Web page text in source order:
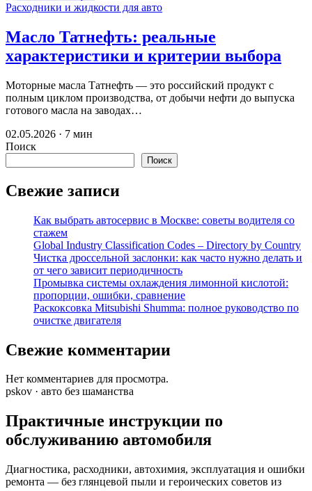
Расходники и жидкости для авто
Масло Татнефть: реальные
характеристики и критерии выбора
Моторные масла Татнефть — это российский продукт с
полным циклом производства, от добычи нефти до выпуска
готового масла на заводах…
02.05.2026 · 7 мин
Поиск
Поиск
Свежие записи
Как выбрать автосервис в Москве: советы водителя со
стажем
Global Industry Classification Codes – Directory by Country
Чистка дроссельной заслонки: как часто нужно делать и
от чего зависит периодичность
Промывка системы охлаждения лимонной кислотой:
пропорции, ошибки, сравнение
Раскоксовка Mitsubishi Shumma: полное руководство по
очистке двигателя
Свежие комментарии
Нет комментариев для просмотра.
pskov · авто без шаманства
Практичные инструкции по
обслуживанию автомобиля
Диагностика, расходники, автохимия, эксплуатация и ошибки
ремонта — без глянцевой пыли и героических советов из